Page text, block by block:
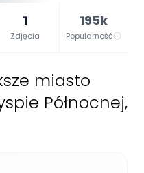
1
Zdjęcia
195k
Popularność
miasto
Północnej,